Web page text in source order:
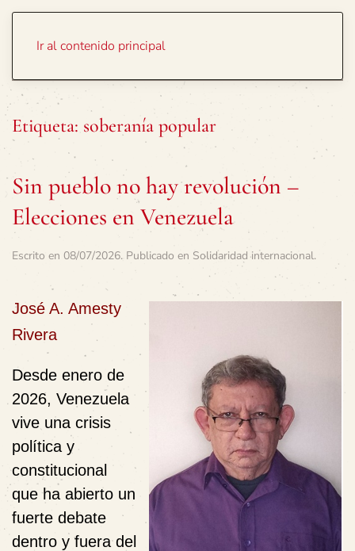
Ir al contenido principal
Etiqueta: soberanía popular
Sin pueblo no hay revolución –
Elecciones en Venezuela
Escrito en 08/07/2026. Publicado en Solidaridad internacional.
José A. Amesty
Rivera
Desde enero de
2026, Venezuela
vive una crisis
política y
constitucional
que ha abierto un
fuerte debate
dentro y fuera del